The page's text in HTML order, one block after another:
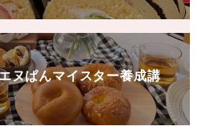
ヌぱんマイスター養成講